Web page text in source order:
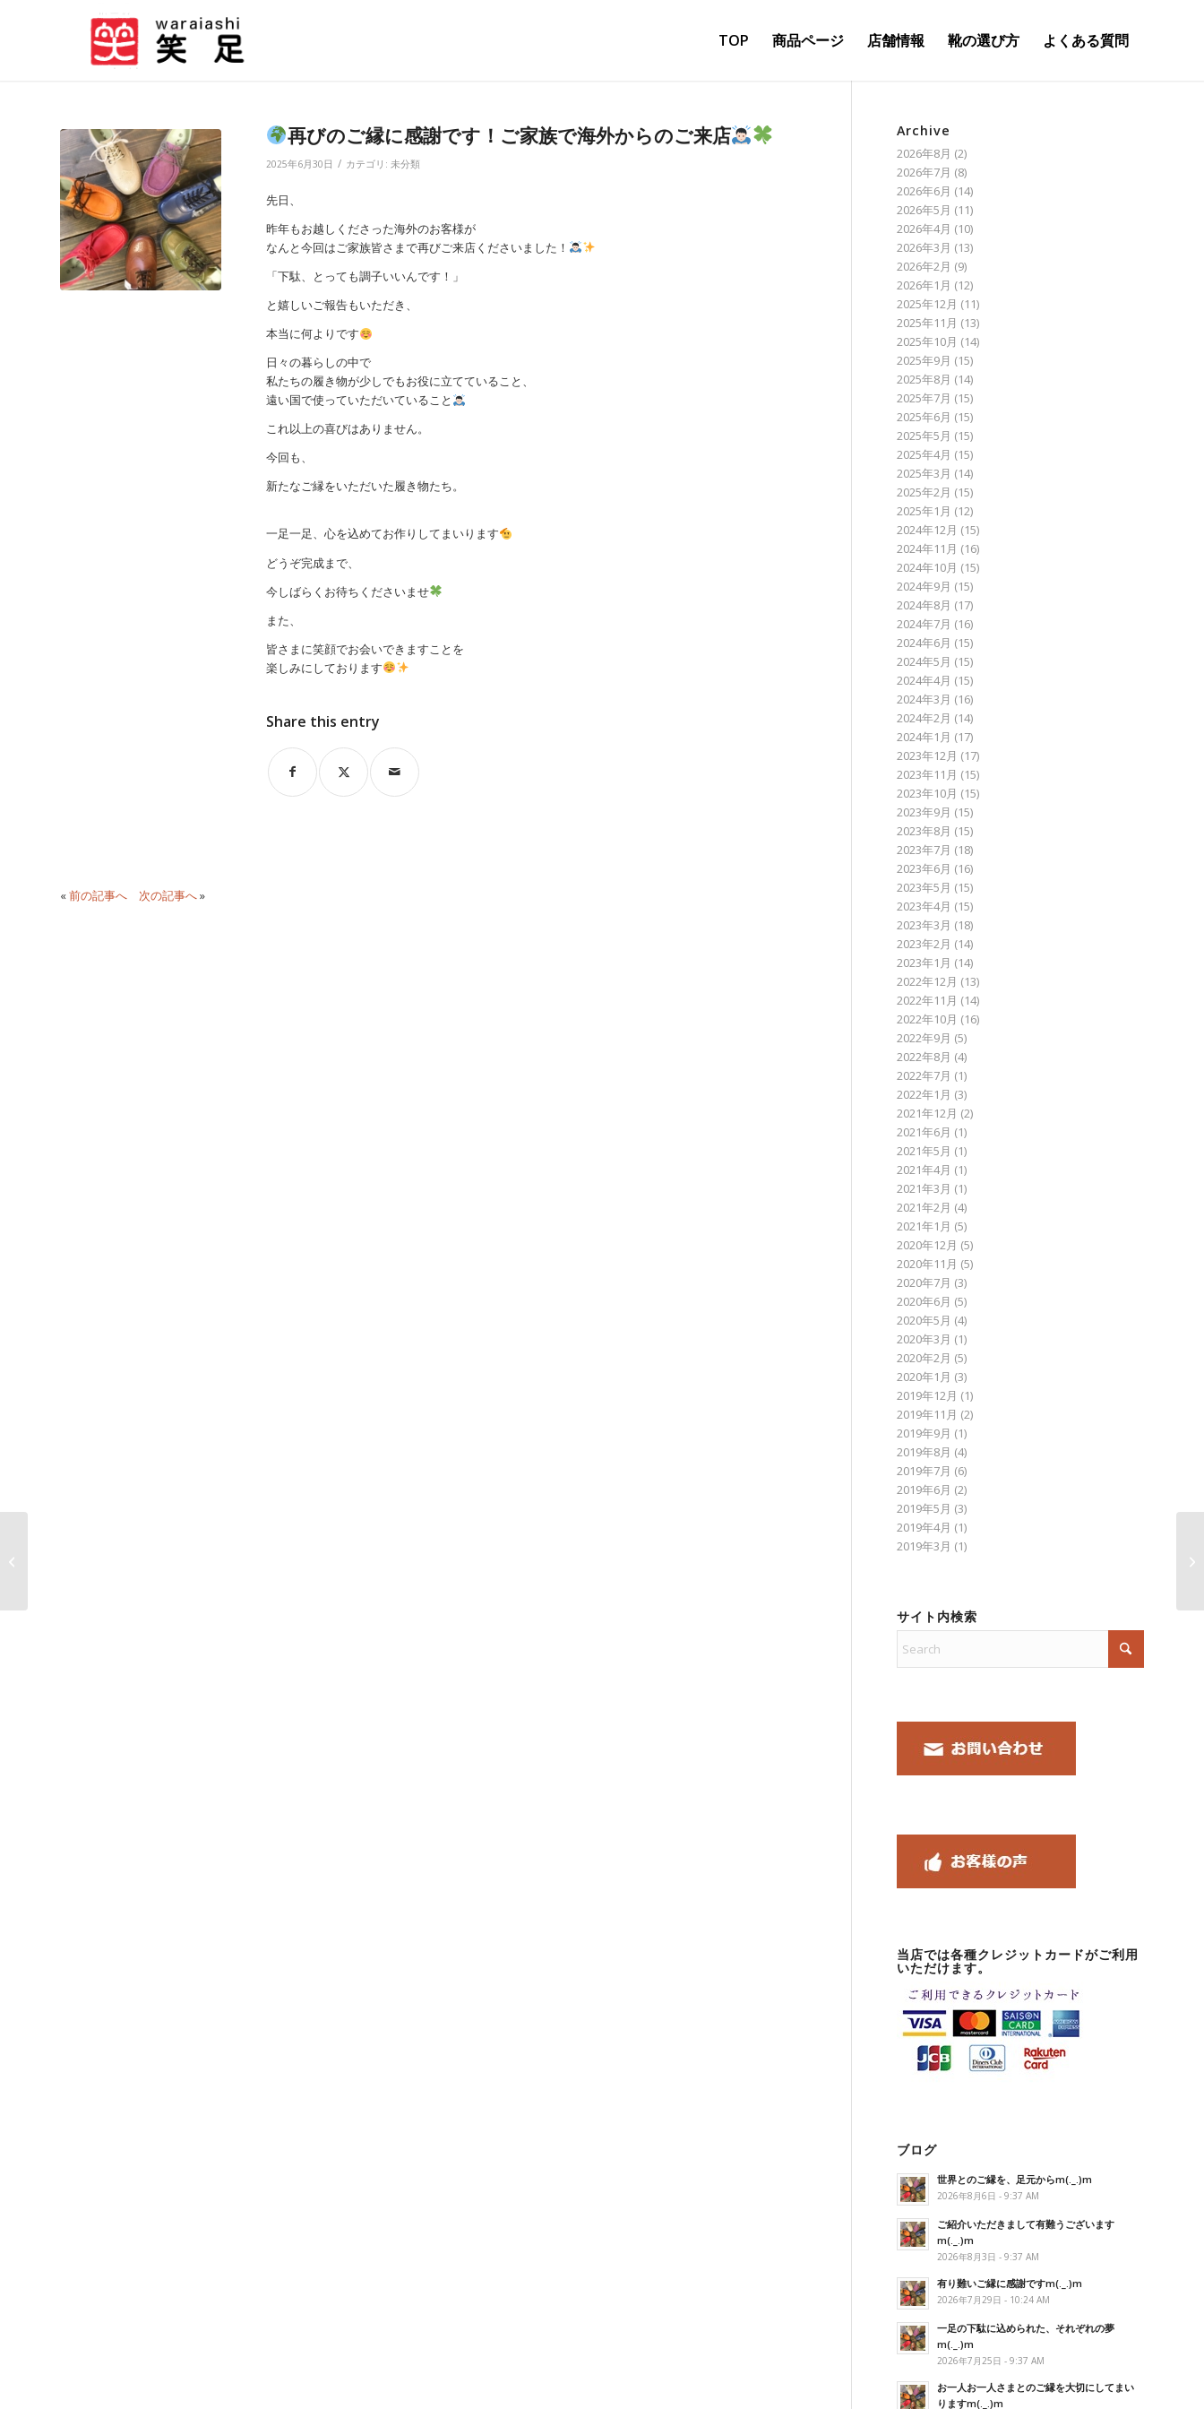
TOP 商品ページ 店舗情報 靴の選び方 よくある質問
再びのご縁に感謝です！ご家族で海外からのご来店
2025年6月30日 / カテゴリ: 未分類
先日、
昨年もお越しくださった海外のお客様が
なんと今回はご家族皆さまで再びご来店くださいました！
「下駄、とっても調子いいんです！」
と嬉しいご報告もいただき、
本当に何よりです
日々の暮らしの中で
私たちの履き物が少しでもお役に立てていること、
遠い国で使っていただいていること
これ以上の喜びはありません。
今回も、
新たなご縁をいただいた履き物たち。
一足一足、心を込めてお作りしてまいります
どうぞ完成まで、
今しばらくお待ちくださいませ
また、
皆さまに笑顔でお会いできますことを
楽しみにしております
Share this entry
«前の記事へ 次の記事へ»
Archive
2026年8月 (2)
2026年7月 (8)
2026年6月 (14)
2026年5月 (11)
2026年4月 (10)
2026年3月 (13)
2026年2月 (9)
2026年1月 (12)
2025年12月 (11)
2025年11月 (13)
2025年10月 (14)
2025年9月 (15)
2025年8月 (14)
2025年7月 (15)
2025年6月 (15)
2025年5月 (15)
2025年4月 (15)
2025年3月 (14)
2025年2月 (15)
2025年1月 (12)
2024年12月 (15)
2024年11月 (16)
2024年10月 (15)
2024年9月 (15)
2024年8月 (17)
2024年7月 (16)
2024年6月 (15)
2024年5月 (15)
2024年4月 (15)
2024年3月 (16)
2024年2月 (14)
2024年1月 (17)
2023年12月 (17)
2023年11月 (15)
2023年10月 (15)
2023年9月 (15)
2023年8月 (15)
2023年7月 (18)
2023年6月 (16)
2023年5月 (15)
2023年4月 (15)
2023年3月 (18)
2023年2月 (14)
2023年1月 (14)
2022年12月 (13)
2022年11月 (14)
2022年10月 (16)
2022年9月 (5)
2022年8月 (4)
2022年7月 (1)
2022年1月 (3)
2021年12月 (2)
2021年6月 (1)
2021年5月 (1)
2021年4月 (1)
2021年3月 (1)
2021年2月 (4)
2021年1月 (5)
2020年12月 (5)
2020年11月 (5)
2020年7月 (3)
2020年6月 (5)
2020年5月 (4)
2020年3月 (1)
2020年2月 (5)
2020年1月 (3)
2019年12月 (1)
2019年11月 (2)
2019年9月 (1)
2019年8月 (4)
2019年7月 (6)
2019年6月 (2)
2019年5月 (3)
2019年4月 (1)
2019年3月 (1)
サイト内検索
当店では各種クレジットカードがご利用
いただけます。
ブログ
世界とのご縁を、足元からm(._.)m
2026年8月6日 - 9:37 AM
ご紹介いただきまして有難うございます
m(._.)m
2026年8月3日 - 9:37 AM
有り難いご縁に感謝ですm(._.)m
2026年7月29日 - 10:24 AM
一足の下駄に込められた、それぞれの夢
m(._.)m
2026年7月25日 - 9:37 AM
お一人お一人さまとのご縁を大切にしてまい
りますm(._.)m